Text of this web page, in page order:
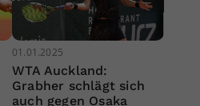
01.01.2025
WTA Auckland:
Grabher schlägt sich
auch gegen Osaka